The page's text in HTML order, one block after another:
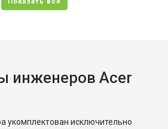
инженеров Acer
укомплектован исключительно